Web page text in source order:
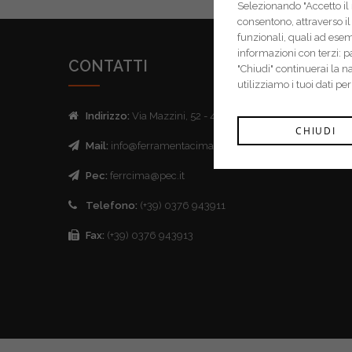
CONTATTI
Indirizzo: Via Mazzini, 52 - 46043 Castiglione delle
Mail: info@ferramentacima.com
Pec: ferrcima@pec.it
Telefono: (+39) 0376 943911
Fax: (+39) 0376 943913
Selezionando "Accetto
consentono, attraverso
funzionali, quali ad
informazioni con terzi:
"Chiudi" continuerai la
utilizziamo i tuoi dati
CHIUDI